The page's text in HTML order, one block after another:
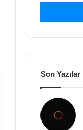
Son Yazılar